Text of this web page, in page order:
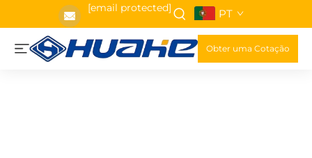
[email protected] PT
Obter uma Cotação